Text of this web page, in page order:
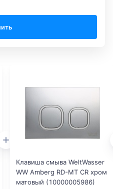
Клавиша смыва WeltWasser
WW Amberg RD-MT CR хром
матовый (10000005986)